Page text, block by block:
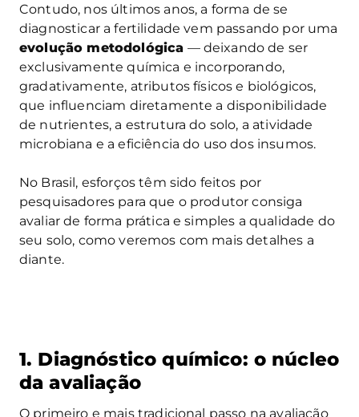
Contudo, nos últimos anos, a forma de se
diagnosticar a fertilidade vem passando por uma
evolução metodológica — deixando de ser
exclusivamente química e incorporando,
gradativamente, atributos físicos e biológicos,
que influenciam diretamente a disponibilidade
de nutrientes, a estrutura do solo, a atividade
microbiana e a eficiência do uso dos insumos.
No Brasil, esforços têm sido feitos por
pesquisadores para que o produtor consiga
avaliar de forma prática e simples a qualidade do
seu solo, como veremos com mais detalhes a
diante.
1. Diagnóstico químico: o núcleo
da avaliação
O primeiro e mais tradicional passo na avaliação